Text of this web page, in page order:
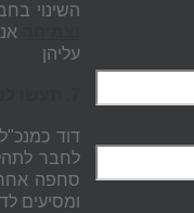
השינוי
עליהן
דוד
לחבר
סחפה
ומסיעים